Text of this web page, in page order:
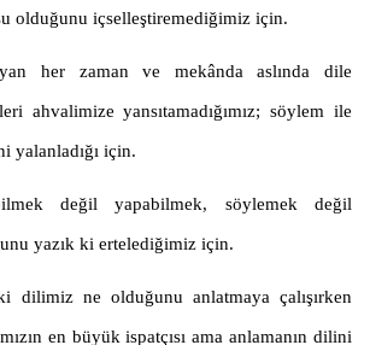
olduğunu içselleştiremediğimiz için.
her zaman ve mekânda aslında dile
ahvalimize yansıtamadığımız; söylem ile
yalanladığı için.
değil yapabilmek, söylemek değil
yazık ki ertelediğimiz için.
dilimiz ne olduğunu anlatmaya çalışırken
en büyük ispatçısı ama anlamanın dilini